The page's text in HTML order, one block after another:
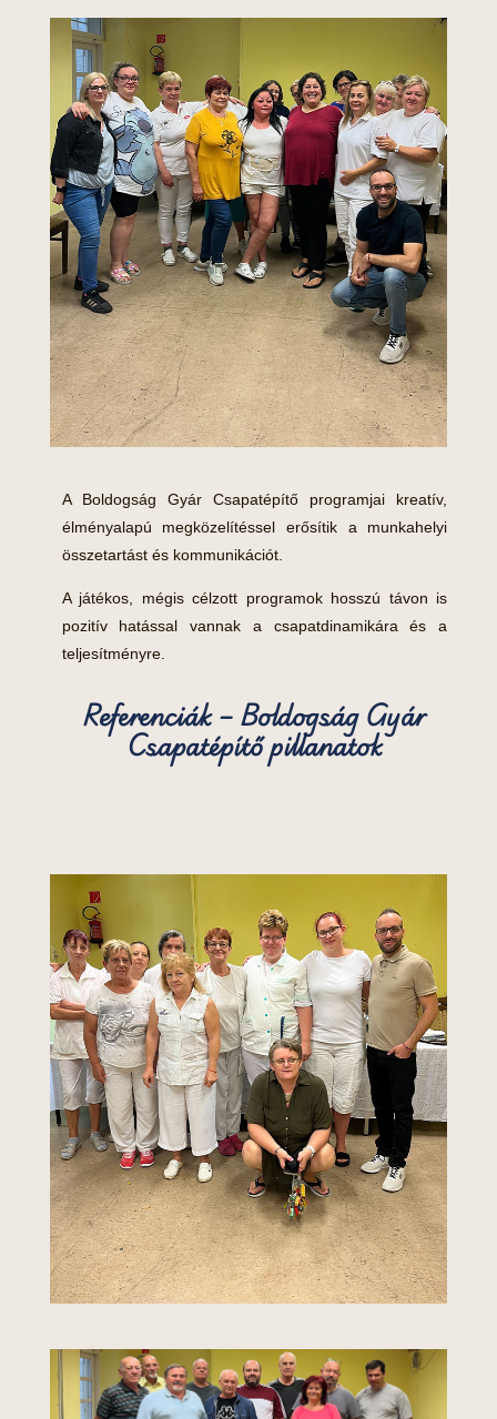
A Boldogság Gyár Csapatépítő programjai kreatív,
élményalapú megközelítéssel erősítik a munkahelyi
összetartást és kommunikációt.
A játékos, mégis célzott programok hosszú távon is
pozitív hatással vannak a csapatdinamikára és a
teljesítményre.
Referenciák – Boldogság Gyár
Csapatépítő pillanatok